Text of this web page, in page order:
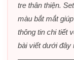
tre thân thiện.
màu bắt mắt
thông tin chi tiết
bài viết dưới đây